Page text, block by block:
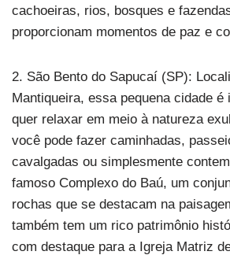
cachoeiras, rios, bosques e
proporcionam momentos de paz e
2. São Bento do Sapucaí (SP):
Mantiqueira, essa pequena cidade é
quer relaxar em meio à natureza
você pode fazer caminhadas,
cavalgadas ou simplesmente
famoso Complexo do Baú, um
rochas que se destacam na
também tem um rico patrimônio
com destaque para a Igreja Matriz